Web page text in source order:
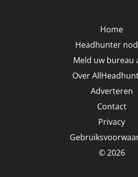
Home
Headhunter
Meld uw bureau
Over
Adverteren
Contact
Privacy
© 2026